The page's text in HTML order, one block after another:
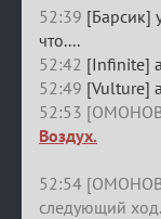
52:39 [Барсик]
что....
52:42 [Infinite]
52:49 [Vulture]
52:53
Воздух.
52:54
следующий ход.